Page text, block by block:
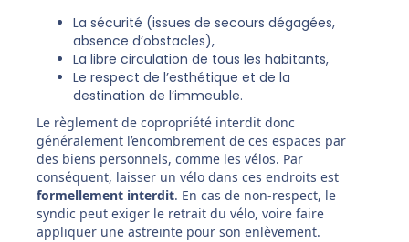
La sécurité (issues de secours dégagées,
absence d’obstacles),
La libre circulation de tous les habitants,
Le respect de l’esthétique et de la
destination de l’immeuble.
Le règlement de copropriété interdit donc
généralement l’encombrement de ces espaces par
des biens personnels, comme les vélos. Par
conséquent, laisser un vélo dans ces endroits est
formellement interdit. En cas de non-respect, le
syndic peut exiger le retrait du vélo, voire faire
appliquer une astreinte pour son enlèvement.